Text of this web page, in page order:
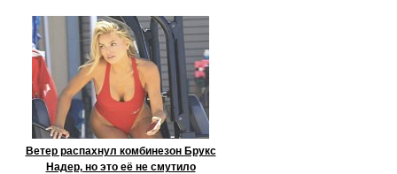
Ветер распахнул комбинезон Брукс
Надер, но это её не смутило